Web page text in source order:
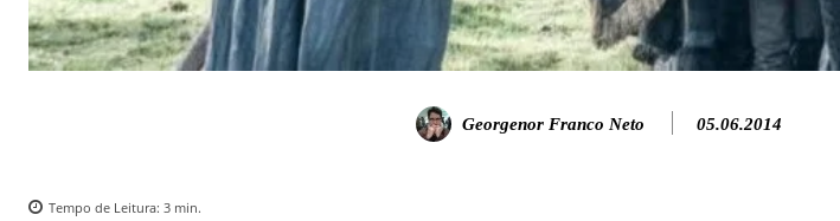
Georgenor Franco Neto 05.06.2014
Tempo de Leitura: 3 min.